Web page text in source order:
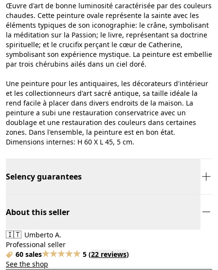
Œuvre d'art de bonne luminosité caractérisée par des couleurs
chaudes. Cette peinture ovale représente la sainte avec les
éléments typiques de son iconographie: le crâne, symbolisant
la méditation sur la Passion; le livre, représentant sa doctrine
spirituelle; et le crucifix perçant le cœur de Catherine,
symbolisant son expérience mystique. La peinture est embellie
par trois chérubins ailés dans un ciel doré.
Une peinture pour les antiquaires, les décorateurs d'intérieur
et les collectionneurs d'art sacré antique, sa taille idéale la
rend facile à placer dans divers endroits de la maison. La
peinture a subi une restauration conservatrice avec un
doublage et une restauration des couleurs dans certaines
zones. Dans l'ensemble, la peinture est en bon état.
Dimensions internes: H 60 X L 45, 5 cm.
Selency guarantees
About this seller
🇮🇹 Umberto A.
Professional seller
60 sales
5 (22 reviews)
See the shop